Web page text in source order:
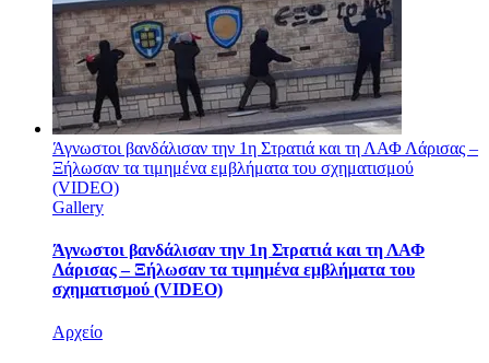
Άγνωστοι βανδάλισαν την 1η Στρατιά και τη ΛΑΦ Λάρισας –
Ξήλωσαν τα τιμημένα εμβλήματα του σχηματισμού
(VIDEO)
Gallery
Άγνωστοι βανδάλισαν την 1η Στρατιά και τη ΛΑΦ
Λάρισας – Ξήλωσαν τα τιμημένα εμβλήματα του
σχηματισμού (VIDEO)
Αρχείο